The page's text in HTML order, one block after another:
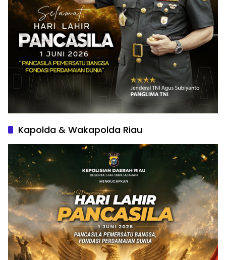
Kapolda & Wakapolda Riau